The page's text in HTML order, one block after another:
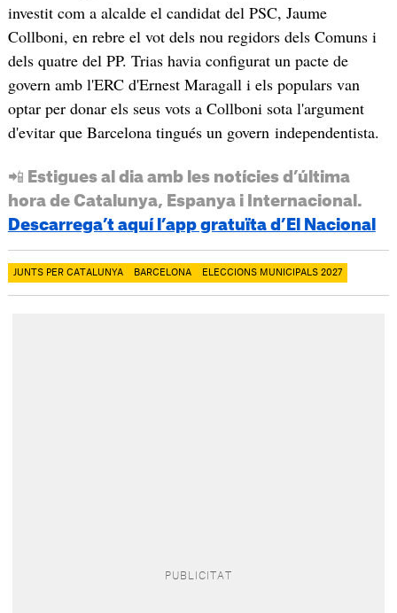
investit com a alcalde el candidat del PSC, Jaume
Collboni, en rebre el vot dels nou regidors dels Comuns i
dels quatre del PP. Trias havia configurat un pacte de
govern amb l'ERC d'Ernest Maragall i els populars van
optar per donar els seus vots a Collboni sota l'argument
d'evitar que Barcelona tingués un govern independentista.
📲 Estigues al dia amb les notícies d’última
hora de Catalunya, Espanya i Internacional.
Descarrega’t aquí l’app gratuïta d’El Nacional
JUNTS PER CATALUNYA BARCELONA ELECCIONS MUNICIPALS 2027